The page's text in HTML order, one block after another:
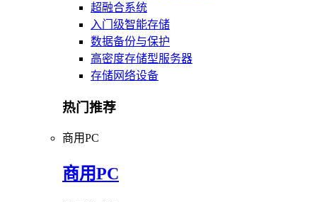
超融合系统
入门级智能存储
数据备份与保护
高密度存储型服务器
存储网络设备
热门推荐
商用PC
商用PC